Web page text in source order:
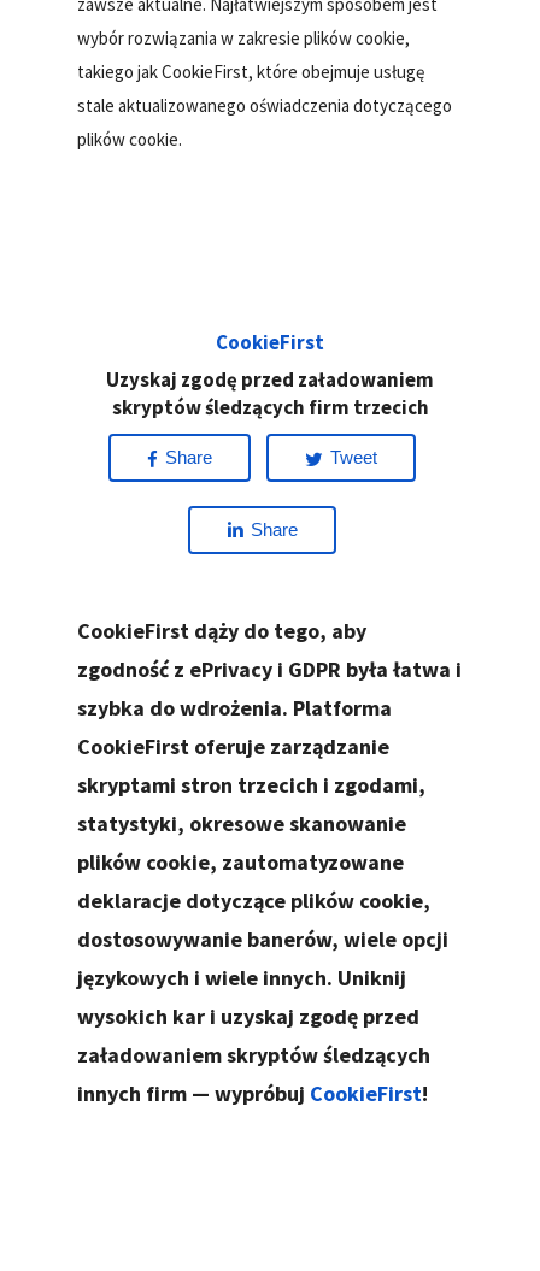
wybór rozwiązania w zakresie plików cookie,
takiego jak CookieFirst, które obejmuje usługę
stale aktualizowanego oświadczenia dotyczącego
plików cookie.
CookieFirst
Uzyskaj zgodę przed załadowaniem
skryptów śledzących firm trzecich
Share Tweet
Share
CookieFirst dąży do tego, aby
zgodność z ePrivacy i GDPR była łatwa i
szybka do wdrożenia. Platforma
CookieFirst oferuje zarządzanie
skryptami stron trzecich i zgodami,
statystyki, okresowe skanowanie
plików cookie, zautomatyzowane
deklaracje dotyczące plików cookie,
dostosowywanie banerów, wiele opcji
językowych i wiele innych. Uniknij
wysokich kar i uzyskaj zgodę przed
załadowaniem skryptów śledzących
innych firm — wypróbuj CookieFirst!